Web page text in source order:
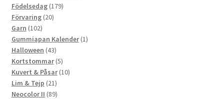
Födelsedag 179179
Förvaring 2020
Garn 102102
produkter
Gummiapan Kalender 11
Halloween 4343
produkter
Kortstommar 55
produkter
Kuvert & Påsar 1010
Lim & Tejp 2121
produkter
Neocolor II 8989